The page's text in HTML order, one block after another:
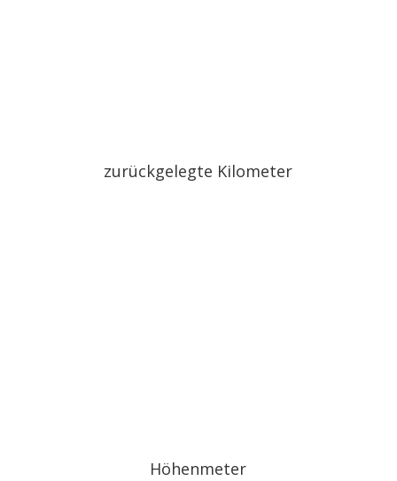
zurückgelegte Kilometer
Höhenmeter